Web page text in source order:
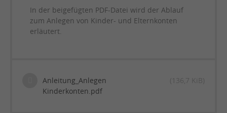
In der beigefügten PDF-Datei wird der Ablauf
zum Anlegen von Kinder- und Elternkonten
erläutert.
Anleitung_Anlegen
Kinderkonten.pdf
(136,7 KiB)